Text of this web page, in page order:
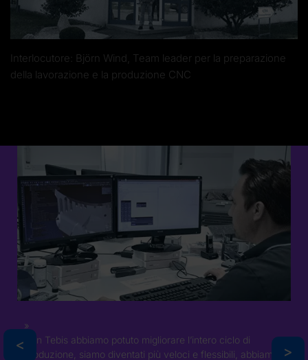
Interlocutore: Björn Wind, Team leader per la preparazione
della lavorazione e la produzione CNC
Con Tebis abbiamo potuto migliorare l’intero ciclo di
produzione, siamo diventati più veloci e flessibili, abbiamo
> >